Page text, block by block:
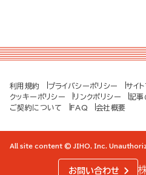
利用規約 プライバシーポリシー サイ
クッキーポリシー
リンクポリシー 記事
ご契約について
FAQ 会社概要
All site content © JIHO, Inc.
お問い合わせ